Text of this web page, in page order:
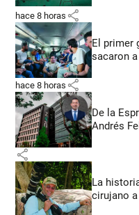
hace 8 horas share
El primer
sacaron
hace 8 horas share
De la
Andrés
share
La
cirujano